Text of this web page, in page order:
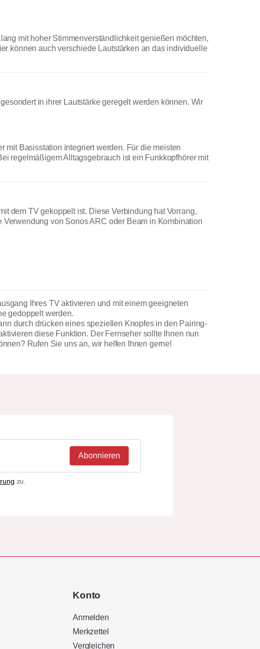
mit hoher Stimmenverständlichkeit genießen möchten,
können auch verschiede Lautstärken an das individuelle
in ihrer Lautstärke geregelt werden können. Wir
mit Basisstation integriert werden. Für die meisten
regelmäßigem Alltagsgebrauch ist ein Funkkopfhörer mit
dem TV gekoppelt ist. Diese Verbindung hat Vorrang,
von Sonos ARC oder Beam in Kombination
Ihres TV aktivieren und mit einem geeigneten
gedoppelt werden.
durch drücken eines speziellen Knopfes in den Pairing-
diese Funktion. Der Fernseher sollte Ihnen nun
Rufen Sie uns an, wir helfen Ihnen gerne!
Abonnieren
zu.
Konto
Anmelden
Merkzettel
Vergleichen